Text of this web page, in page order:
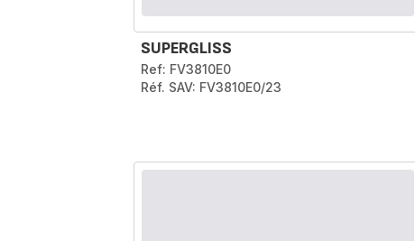
SUPERGLISS
Ref: FV3810E0
Réf. SAV: FV3810E0/23